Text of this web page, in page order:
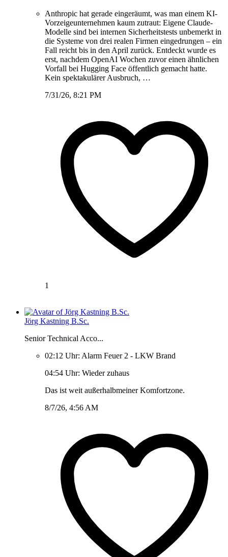
Anthropic hat gerade eingeräumt, was man einem KI-
Vorzeigeunternehmen kaum zutraut: Eigene Claude-
Modelle sind bei internen Sicherheitstests unbemerkt in
die Systeme von drei realen Firmen eingedrungen – ein
Fall reicht bis in den April zurück. Entdeckt wurde es
erst, nachdem OpenAI Wochen zuvor einen ähnlichen
Vorfall bei Hugging Face öffentlich gemacht hatte.
Kein spektakulärer Ausbruch, …
7/31/26, 8:21 PM
1
Jörg Kastning B.Sc.
Senior Technical Acco...
02:12 Uhr: Alarm Feuer 2 - LKW Brand
04:54 Uhr: Wieder zuhaus
Das ist weit außerhalbmeiner Komfortzone.
8/7/26, 4:56 AM